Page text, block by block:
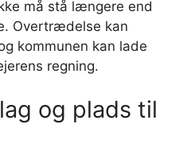
må stå længere end
Overtrædelse kan
kommunen kan lade
regning.
og plads til